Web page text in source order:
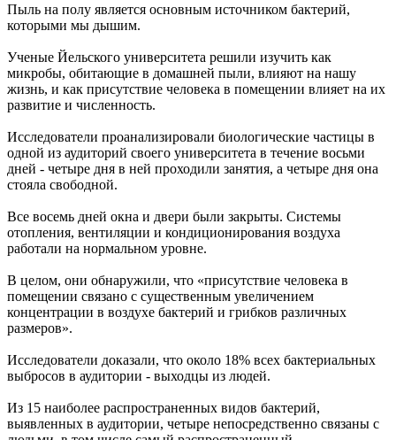
Пыль на полу является основным источником бактерий,
которыми мы дышим.
Ученые Йельского университета решили изучить как
микробы, обитающие в домашней пыли, влияют на нашу
жизнь, и как присутствие человека в помещении влияет на их
развитие и численность.
Исследователи проанализировали биологические частицы в
одной из аудиторий своего университета в течение восьми
дней - четыре дня в ней проходили занятия, а четыре дня она
стояла свободной.
Все восемь дней окна и двери были закрыты. Системы
отопления, вентиляции и кондиционирования воздуха
работали на нормальном уровне.
В целом, они обнаружили, что «присутствие человека в
помещении связано с существенным увеличением
концентрации в воздухе бактерий и грибков различных
размеров».
Исследователи доказали, что около 18% всех бактериальных
выбросов в аудитории - выходцы из людей.
Из 15 наиболее распространенных видов бактерий,
выявленных в аудитории, четыре непосредственно связаны с